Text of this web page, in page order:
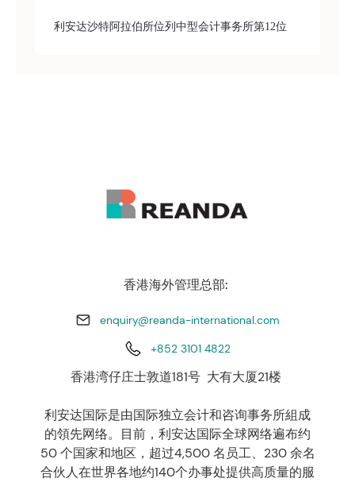
利安达沙特阿拉伯所位列中型会计事务所第12位
香港海外管理总部:
enquiry@reanda-international.com
+852 3101 4822
香港湾仔庄士敦道181号 大有大厦21楼
利安达国际是由国际独立会计和咨询事务所組成
的領先网络。目前，利安达国际全球网络遍布约
50 个国家和地区，超过4,500 名员工、230 余名
合伙人在世界各地约140个办事处提供高质量的服